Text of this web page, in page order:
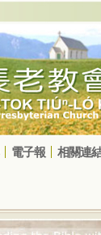
電子報 相關連